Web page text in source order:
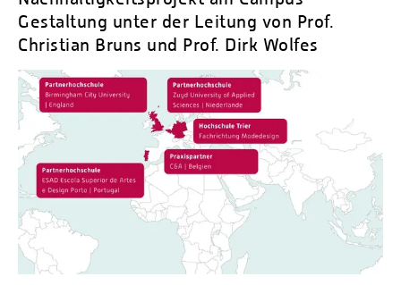
Personalvertretungen
Schwerbehindertenvertretungen
Informationssicherheit
Personalentwicklung
Personensuche
Gestaltung unter der Leitung von Prof.
Christian Bruns und Prof. Dirk Wolfes